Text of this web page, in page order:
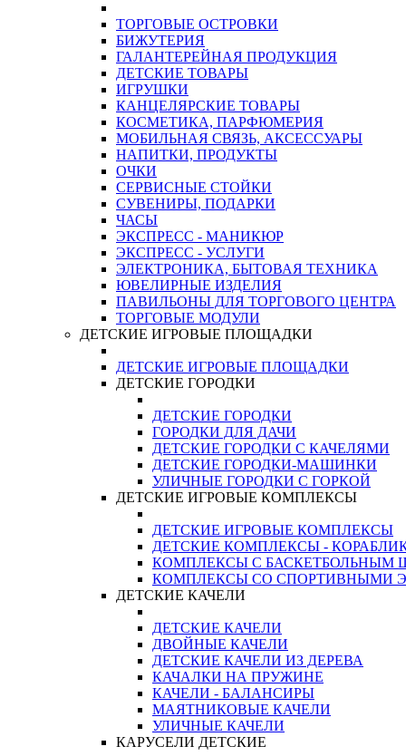
ТОРГОВЫЕ ОСТРОВКИ
БИЖУТЕРИЯ
ГАЛАНТЕРЕЙНАЯ ПРОДУКЦИЯ
ДЕТСКИЕ ТОВАРЫ
ИГРУШКИ
КАНЦЕЛЯРСКИЕ ТОВАРЫ
КОСМЕТИКА, ПАРФЮМЕРИЯ
МОБИЛЬНАЯ СВЯЗЬ, АКСЕССУАРЫ
НАПИТКИ, ПРОДУКТЫ
ОЧКИ
СЕРВИСНЫЕ СТОЙКИ
СУВЕНИРЫ, ПОДАРКИ
ЧАСЫ
ЭКСПРЕСС - МАНИКЮР
ЭКСПРЕСС - УСЛУГИ
ЭЛЕКТРОНИКА, БЫТОВАЯ ТЕХНИКА
ЮВЕЛИРНЫЕ ИЗДЕЛИЯ
ПАВИЛЬОНЫ ДЛЯ ТОРГОВОГО ЦЕНТРА
ТОРГОВЫЕ МОДУЛИ
ДЕТСКИЕ ИГРОВЫЕ ПЛОЩАДКИ
ДЕТСКИЕ ИГРОВЫЕ ПЛОЩАДКИ
ДЕТСКИЕ ГОРОДКИ
ДЕТСКИЕ ГОРОДКИ
ГОРОДКИ ДЛЯ ДАЧИ
ДЕТСКИЕ ГОРОДКИ С КАЧЕЛЯМИ
ДЕТСКИЕ ГОРОДКИ-МАШИНКИ
УЛИЧНЫЕ ГОРОДКИ С ГОРКОЙ
ДЕТСКИЕ ИГРОВЫЕ КОМПЛЕКСЫ
ДЕТСКИЕ ИГРОВЫЕ КОМПЛЕКСЫ
ДЕТСКИЕ КОМПЛЕКСЫ -
КОМПЛЕКСЫ С БАСКЕТБОЛЬНЫМ
КОМПЛЕКСЫ СО СПОРТИВНЫМИ
ДЕТСКИЕ КАЧЕЛИ
ДЕТСКИЕ КАЧЕЛИ
ДВОЙНЫЕ КАЧЕЛИ
ДЕТСКИЕ КАЧЕЛИ ИЗ ДЕРЕВА
КАЧАЛКИ НА ПРУЖИНЕ
КАЧЕЛИ - БАЛАНСИРЫ
МАЯТНИКОВЫЕ КАЧЕЛИ
УЛИЧНЫЕ КАЧЕЛИ
КАРУСЕЛИ ДЕТСКИЕ